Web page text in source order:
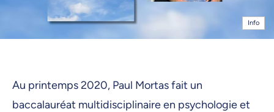
Info
Au printemps 2020, Paul Mortas fait un
baccalauréat multidisciplinaire en psychologie et